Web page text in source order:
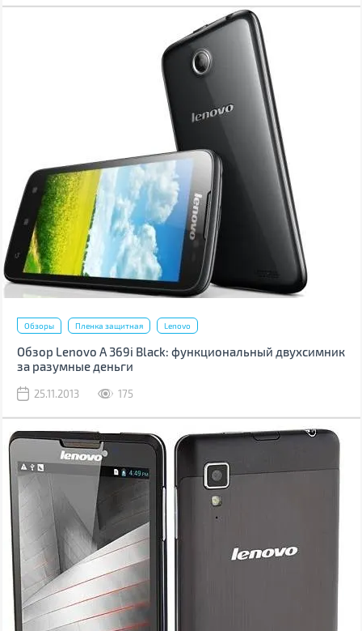
Обзоры Пленка защитная Lenovo
Обзор Lenovo A 369i Black: функциональный двухсимник
за разумные деньги
25.11.2013 175